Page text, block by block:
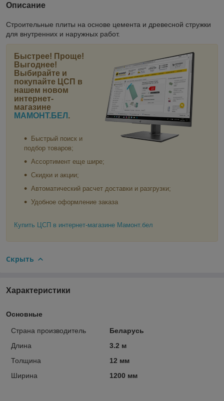
Описание
Строительные плиты на основе цемента и древесной стружки
для внутренних и наружных работ.
Быстрее! Проще!
Выгоднее!
Выбирайте и
покупайте ЦСП в
нашем новом
интернет-
магазине
МАМОНТ.БЕЛ .
Быстрый поиск и
подбор товаров;
Ассортимент еще шире;
Скидки и акции;
Автоматический расчет доставки и разгрузки;
Удобное оформление заказа
Купить ЦСП в интернет-магазине Мамонт.бел
Скрыть
Характеристики
Основные
Страна производитель
Беларусь
Длина
3.2 м
Толщина
12 мм
Ширина
1200 мм